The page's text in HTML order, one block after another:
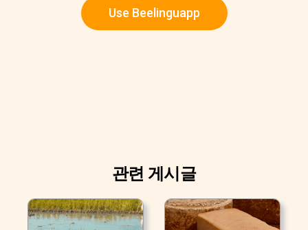
Use Beelinguapp
관련 게시글